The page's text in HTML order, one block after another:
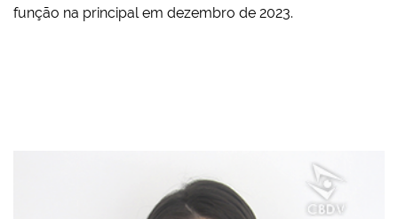
função na principal em dezembro de 2023.